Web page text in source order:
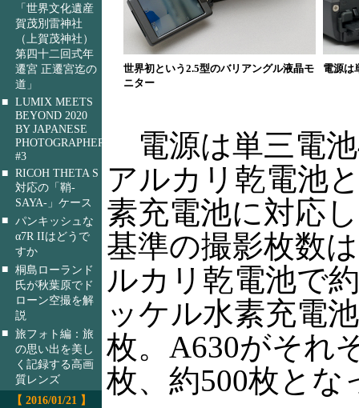
「世界文化遺産
賀茂別雷神社
（上賀茂神社）
第四十二回式年
遷宮 正遷宮迄の
道」
■ LUMIX MEETS
BEYOND 2020
BY JAPANESE
PHOTOGRAPHERS
#3
■ RICOH THETA S
対応の「鞘-
SAYA-」ケース
■ パンキッシュな
α7R IIはどうで
すか
■ 桐島ローランド
氏が秋葉原でド
ローン空撮を解
説
■ 旅フォト編：旅
の思い出を美し
く記録する高画
質レンズ
【 2016/01/21 】
世界初という2.5型のバリアングル液晶モ
ニター
電源は
電源は単三電
アルカリ乾電池
素充電池に対応
基準の撮影枚数
ルカリ乾電池で
ッケル水素充電
枚。A630がそれ
枚、約500枚とな